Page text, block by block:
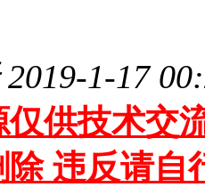
1-17
仅供技术交
违反请自